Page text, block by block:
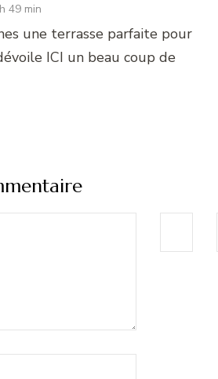
49 min
une terrasse parfaite pour
ICI un beau coup de